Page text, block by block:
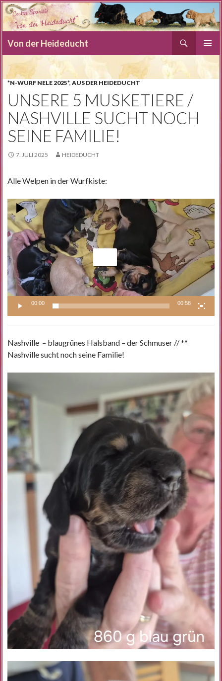
Von der Heideducht
ZUM
INHALT
*N-WURF NELE 2025*, AUS DER HEIDEDUCHT
UNSERE 5 MUSKETIERE /
NASHVILLE SUCHT NOCH
SEINE FAMILIE!
7. JULI 2025 HEIDEDUCHT
Alle Welpen in der Wurfkiste:
Video-
Player
00:00 00:58
Nashville – blaugrünes Halsband – der Schmuser // **
Nashville sucht noch seine Familie!